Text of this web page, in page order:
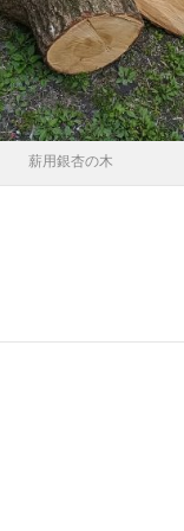
薪用銀杏の木